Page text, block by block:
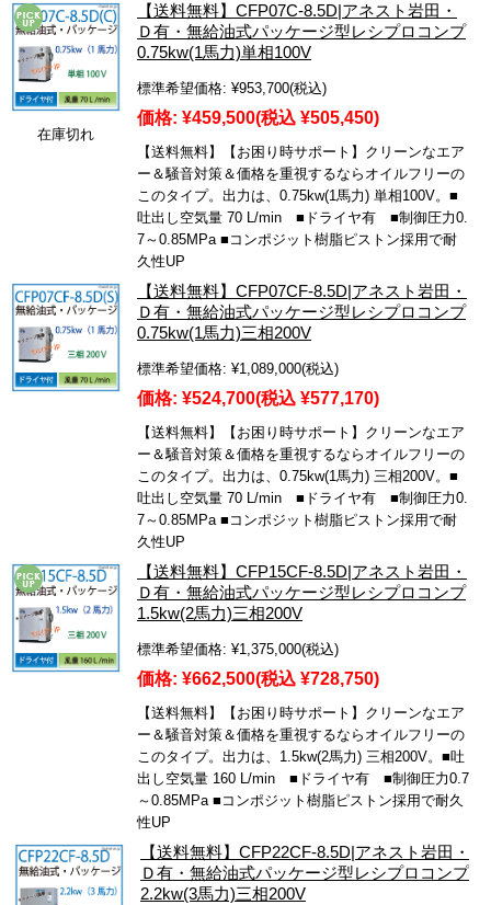
在庫切れ
【送料無料】CFP07C-8.5D|アネスト岩田・
Ｄ有・無給油式パッケージ型レシプロコンプ
0.75kw(1馬力)単相100V
標準希望価格: ¥953,700(税込)
価格: ¥459,500(税込 ¥505,450)
【送料無料】【お困り時サポート】クリーンなエア
ー＆騒音対策＆価格を重視するならオイルフリーの
このタイプ。出力は、0.75kw(1馬力) 単相100V。■
吐出し空気量 70 L/min ■ドライヤ有 ■制御圧力0.
7～0.85MPa ■コンポジット樹脂ピストン採用で耐
久性UP
【送料無料】CFP07CF-8.5D|アネスト岩田・
Ｄ有・無給油式パッケージ型レシプロコンプ
0.75kw(1馬力)三相200V
標準希望価格: ¥1,089,000(税込)
価格: ¥524,700(税込 ¥577,170)
【送料無料】【お困り時サポート】クリーンなエア
ー＆騒音対策＆価格を重視するならオイルフリーの
このタイプ。出力は、0.75kw(1馬力) 三相200V。■
吐出し空気量 70 L/min ■ドライヤ有 ■制御圧力0.
7～0.85MPa ■コンポジット樹脂ピストン採用で耐
久性UP
【送料無料】CFP15CF-8.5D|アネスト岩田・
Ｄ有・無給油式パッケージ型レシプロコンプ
1.5kw(2馬力)三相200V
標準希望価格: ¥1,375,000(税込)
価格: ¥662,500(税込 ¥728,750)
【送料無料】【お困り時サポート】クリーンなエア
ー＆騒音対策＆価格を重視するならオイルフリーの
このタイプ。出力は、1.5kw(2馬力) 三相200V。■吐
出し空気量 160 L/min ■ドライヤ有 ■制御圧力0.7
～0.85MPa ■コンポジット樹脂ピストン採用で耐久
性UP
【送料無料】CFP22CF-8.5D|アネスト岩田・
Ｄ有・無給油式パッケージ型レシプロコンプ
2.2kw(3馬力)三相200V